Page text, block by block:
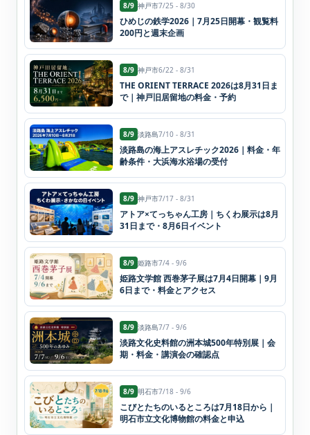
8/9 神戸市7/25 - 8/30
ひめじの鉄学2026｜7月25日開幕・観覧料
200円と週末企画
8/9 神戸市6/22 - 8/31
THE ORIENT TERRACE 2026は8月31日ま
で｜神戸旧居留地の料金・予約
8/9 淡路島7/10 - 8/31
淡路島の海上アスレチック2026｜料金・年
齢条件・大浜海水浴場の受付
8/9 神戸市7/17 - 8/31
アトア×てっちゃん工房｜ちくわ展示は8月
31日まで・8月6日イベント
8/9 姫路市7/4 - 9/6
姫路文学館 西巻茅子展は7月4日開幕｜9月
6日まで・料金とアクセス
8/9 淡路島7/7 - 9/6
淡路文化史料館の洲本城500年特別展｜会
期・料金・講演会の確認点
8/9 明石市7/18 - 9/6
こびとたちのいるところは7月18日から｜
明石市立文化博物館の料金と申込